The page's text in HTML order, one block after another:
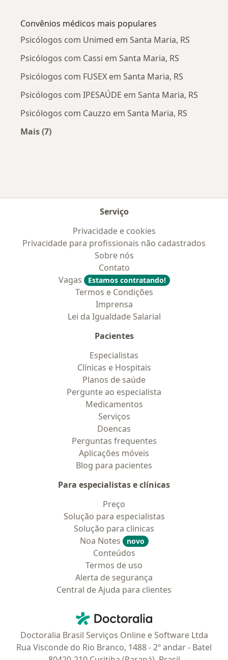
Convênios médicos mais populares
Psicólogos com Unimed em Santa Maria, RS
Psicólogos com Cassi em Santa Maria, RS
Psicólogos com FUSEX em Santa Maria, RS
Psicólogos com IPESAÚDE em Santa Maria, RS
Psicólogos com Cauzzo em Santa Maria, RS
Mais (7)
Serviço
Privacidade e cookies
Privacidade para profissionais não cadastrados
Sobre nós
Contato
Vagas
Estamos contratando!
Termos e Condições
Imprensa
Lei da Igualdade Salarial
Pacientes
Especialistas
Clínicas e Hospitais
Planos de saúde
Pergunte ao especialista
Medicamentos
Serviços
Doencas
Perguntas frequentes
Aplicações móveis
Blog para pacientes
Para especialistas e clínicas
Preço
Solução para especialistas
Solução para clinicas
Noa Notes
novo
Conteúdos
Termos de uso
Alerta de segurança
Central de Ajuda para clientes
Doctoralia - Homepage
Doctoralia Brasil Serviços Online e Software Ltda
Rua Visconde do Rio Branco, 1488 - 2º andar - Batel